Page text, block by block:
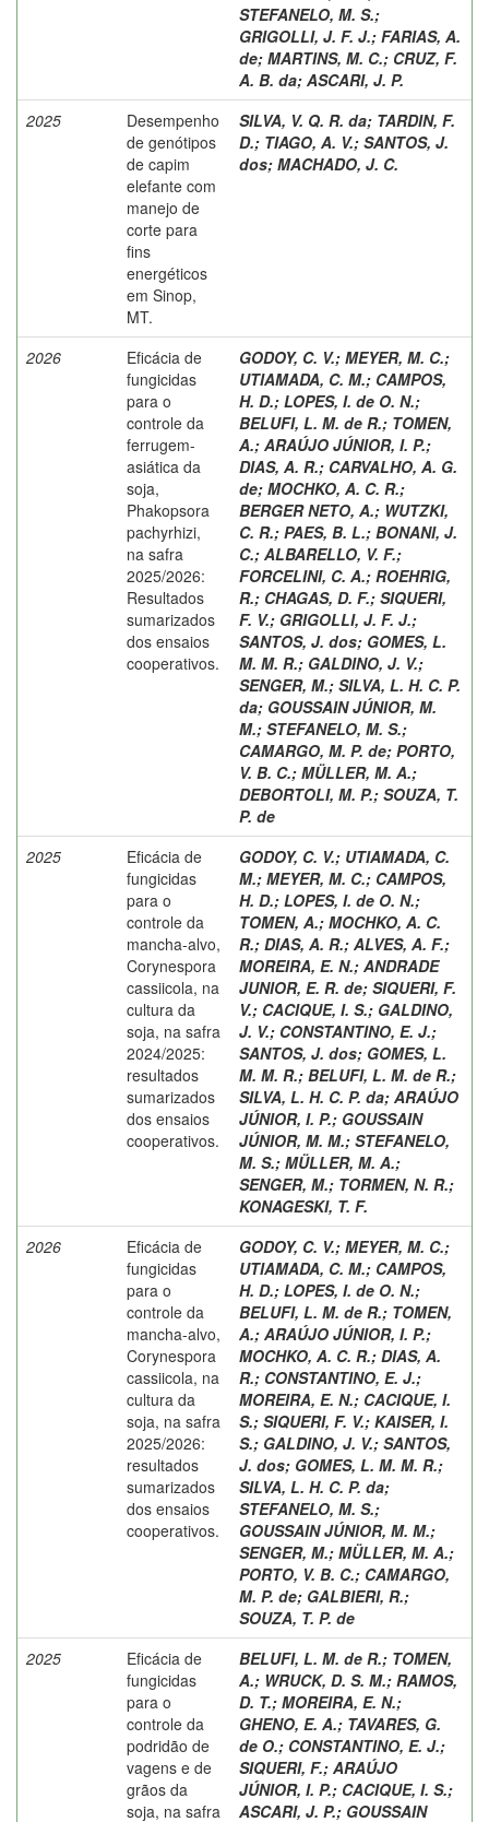
STEFANELO, M. S.;
GRIGOLLI, J. F. J.; FARIAS, A.
de; MARTINS, M. C.; CRUZ, F.
A. B. da; ASCARI, J. P.
2025
Desempenho
de genótipos
de capim
elefante com
manejo de
corte para
fins
energéticos
em Sinop,
MT.
SILVA, V. Q. R. da; TARDIN, F.
D.; TIAGO, A. V.; SANTOS, J.
dos; MACHADO, J. C.
2026
Eficácia de
fungicidas
para o
controle da
ferrugem-
asiática da
soja,
Phakopsora
pachyrhizi,
na safra
2025/2026:
Resultados
sumarizados
dos ensaios
cooperativos.
GODOY, C. V.; MEYER, M. C.;
UTIAMADA, C. M.; CAMPOS,
H. D.; LOPES, I. de O. N.;
BELUFI, L. M. de R.; TOMEN,
A.; ARAÚJO JÚNIOR, I. P.;
DIAS, A. R.; CARVALHO, A. G.
de; MOCHKO, A. C. R.;
BERGER NETO, A.; WUTZKI,
C. R.; PAES, B. L.; BONANI, J.
C.; ALBARELLO, V. F.;
FORCELINI, C. A.; ROEHRIG,
R.; CHAGAS, D. F.; SIQUERI,
F. V.; GRIGOLLI, J. F. J.;
SANTOS, J. dos; GOMES, L.
M. M. R.; GALDINO, J. V.;
SENGER, M.; SILVA, L. H. C. P.
da; GOUSSAIN JÚNIOR, M.
M.; STEFANELO, M. S.;
CAMARGO, M. P. de; PORTO,
V. B. C.; MÜLLER, M. A.;
DEBORTOLI, M. P.; SOUZA, T.
P. de
2025
Eficácia de
fungicidas
para o
controle da
mancha-alvo,
Corynespora
cassiicola, na
cultura da
soja, na safra
2024/2025:
resultados
sumarizados
dos ensaios
cooperativos.
GODOY, C. V.; UTIAMADA, C.
M.; MEYER, M. C.; CAMPOS,
H. D.; LOPES, I. de O. N.;
TOMEN, A.; MOCHKO, A. C.
R.; DIAS, A. R.; ALVES, A. F.;
MOREIRA, E. N.; ANDRADE
JUNIOR, E. R. de; SIQUERI, F.
V.; CACIQUE, I. S.; GALDINO,
J. V.; CONSTANTINO, E. J.;
SANTOS, J. dos; GOMES, L.
M. M. R.; BELUFI, L. M. de R.;
SILVA, L. H. C. P. da; ARAÚJO
JÚNIOR, I. P.; GOUSSAIN
JÚNIOR, M. M.; STEFANELO,
M. S.; MÜLLER, M. A.;
SENGER, M.; TORMEN, N. R.;
KONAGESKI, T. F.
2026
Eficácia de
fungicidas
para o
controle da
mancha-alvo,
Corynespora
cassiicola, na
cultura da
soja, na safra
2025/2026:
resultados
sumarizados
dos ensaios
cooperativos.
GODOY, C. V.; MEYER, M. C.;
UTIAMADA, C. M.; CAMPOS,
H. D.; LOPES, I. de O. N.;
BELUFI, L. M. de R.; TOMEN,
A.; ARAÚJO JÚNIOR, I. P.;
MOCHKO, A. C. R.; DIAS, A.
R.; CONSTANTINO, E. J.;
MOREIRA, E. N.; CACIQUE, I.
S.; SIQUERI, F. V.; KAISER, I.
S.; GALDINO, J. V.; SANTOS,
J. dos; GOMES, L. M. M. R.;
SILVA, L. H. C. P. da;
STEFANELO, M. S.;
GOUSSAIN JÚNIOR, M. M.;
SENGER, M.; MÜLLER, M. A.;
PORTO, V. B. C.; CAMARGO,
M. P. de; GALBIERI, R.;
SOUZA, T. P. de
2025
Eficácia de
fungicidas
para o
controle da
podridão de
vagens e de
grãos da
soja, na safra
BELUFI, L. M. de R.; TOMEN,
A.; WRUCK, D. S. M.; RAMOS,
D. T.; MOREIRA, E. N.;
GHENO, E. A.; TAVARES, G.
de O.; CONSTANTINO, E. J.;
SIQUERI, F.; ARAÚJO
JÚNIOR, I. P.; CACIQUE, I. S.;
ASCARI, J. P.; GOUSSAIN